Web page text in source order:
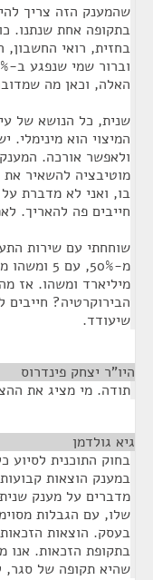
שהמענק הזה צריך
בתקופה אחת שנתנו.
בחזית, רואי החשבון,
האלה, וכאן מה
שנית, כל הנושא של
המיצוי הוא
ולאפשר אורכה.
מוטיבציה להשאיר
בו, ואני לא מדברת
חייבים פה להאריך.
שוחחתי עם שירות
מיליארד ומשהו. אז
הבירוקרטיה?
שיעודד.
היו"ר יצחק פינדרוס
תודה. מי מציג את
גיא גולדמן
בחוק התוכנית לסיוע
במענק הוצאות
מדברים על מענק
שלו, עם הגבלות
בתקופת הזכאות. אנו
שהיא תקופה של סגר,